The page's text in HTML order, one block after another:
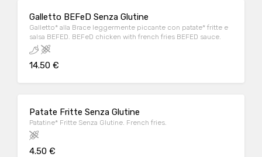
Galletto BEFeD Senza Glutine
Galletto* alla Brace leggermente piccante con patate* fritte e
salsa BEFED. BEFeD chicken with french fries BEFED sauce.
14.50 €
Patate Fritte Senza Glutine
Patatine* Fritte Senza Glutine. French fries.
4.50 €